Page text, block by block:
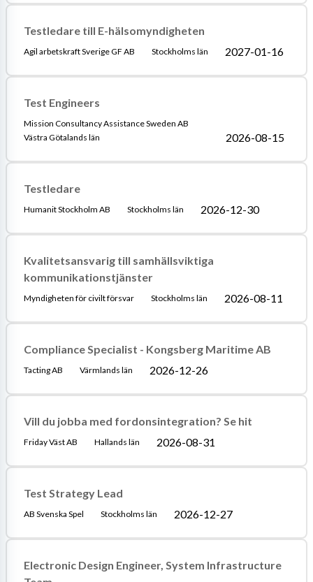
Testledare till E-hälsomyndigheten
Agil arbetskraft Sverige GF AB Stockholms län 2027-01-16
Test Engineers
Mission Consultancy Assistance Sweden AB
Västra Götalands län
2026-08-15
Testledare
Humanit Stockholm AB Stockholms län 2026-12-30
Kvalitetsansvarig till samhällsviktiga
kommunikationstjänster
Myndigheten för civilt försvar Stockholms län 2026-08-11
Compliance Specialist - Kongsberg Maritime AB
Tacting AB Värmlands län 2026-12-26
Vill du jobba med fordonsintegration? Se hit
Friday Väst AB Hallands län 2026-08-31
Test Strategy Lead
AB Svenska Spel Stockholms län 2026-12-27
Electronic Design Engineer, System Infrastructure